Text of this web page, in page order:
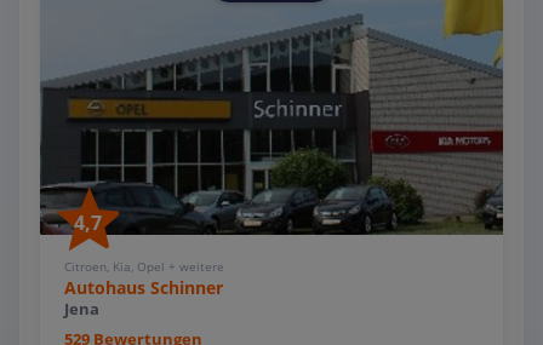
4,7
Citroen, Kia, Opel + weitere
Autohaus Schinner
Jena
529 Bewertungen